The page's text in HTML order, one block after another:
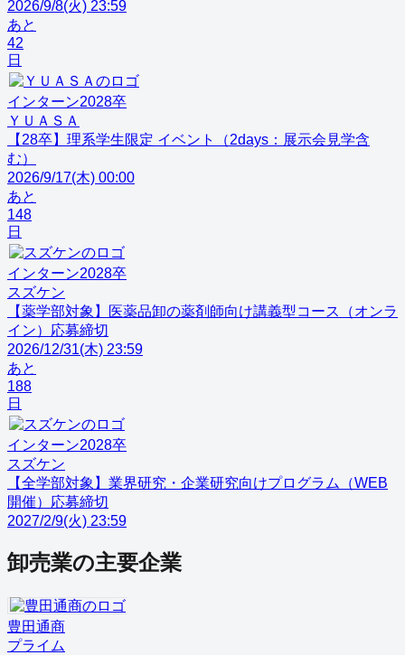
2026/9/8(火) 23:59
あと
42
日
インターン2028卒
ＹＵＡＳＡ
【28卒】理系学生限定 イベント（2days：展示会見学含
む）
2026/9/17(木) 00:00
あと
148
日
インターン2028卒
スズケン
【薬学部対象】医薬品卸の薬剤師向け講義型コース（オンラ
イン）応募締切
2026/12/31(木) 23:59
あと
188
日
インターン2028卒
スズケン
【全学部対象】業界研究・企業研究向けプログラム（WEB
開催）応募締切
2027/2/9(火) 23:59
卸売業の主要企業
豊田通商
プライム